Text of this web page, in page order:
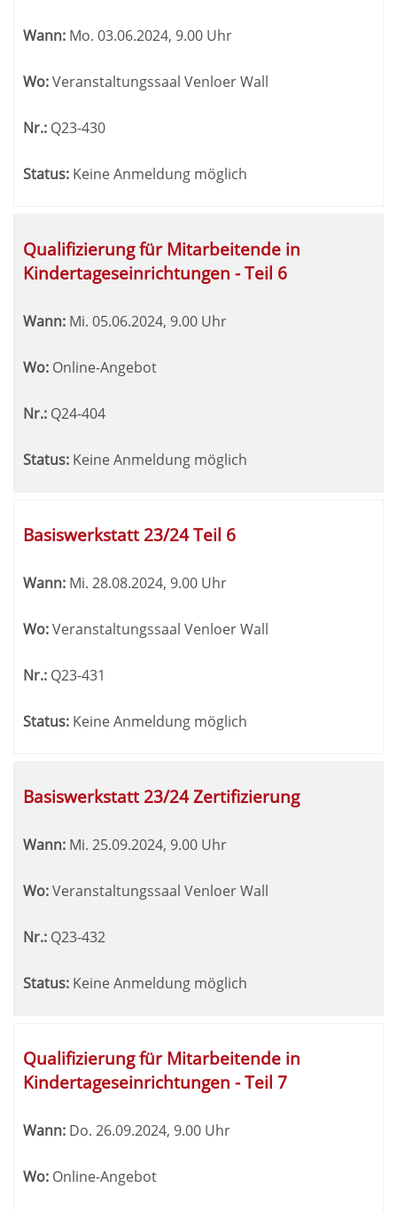
Wann: Mo. 03.06.2024, 9.00 Uhr
Wo:Veranstaltungssaal Venloer Wall
Nr.: Q23-430
Status: Keine Anmeldung möglich
Qualifizierung für Mitarbeitende in
Kindertageseinrichtungen - Teil 6
Wann: Mi. 05.06.2024, 9.00 Uhr
Wo: Online-Angebot
Nr.: Q24-404
Status: Keine Anmeldung möglich
Basiswerkstatt 23/24 Teil 6
Wann: Mi. 28.08.2024, 9.00 Uhr
Wo:Veranstaltungssaal Venloer Wall
Nr.: Q23-431
Status: Keine Anmeldung möglich
Basiswerkstatt 23/24 Zertifizierung
Wann: Mi. 25.09.2024, 9.00 Uhr
Wo:Veranstaltungssaal Venloer Wall
Nr.: Q23-432
Status: Keine Anmeldung möglich
Qualifizierung für Mitarbeitende in
Kindertageseinrichtungen - Teil 7
Wann: Do. 26.09.2024, 9.00 Uhr
Wo: Online-Angebot